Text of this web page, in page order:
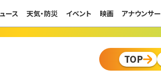
ース 天気・防災 イベント 映画 アナウンサー
TOP